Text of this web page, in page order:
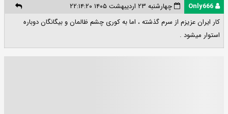
چهارشنبه ۲۳ اردیبهشت ۱۴۰۵ ۲۲:۱۴:۲۰
کار ایران عزیزم از سرم گذشته ، اما به کوری چشم ظالمان و بیگانگان دوباره
استوار میشود .